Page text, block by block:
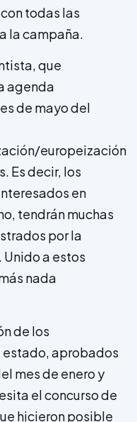
todas las
la campaña.
que
agenda
de mayo del
europeización
Es decir, los
en
tendrán muchas
por la
a estos
nada
de los
aprobados
mes de enero y
el concurso de
hicieron posible